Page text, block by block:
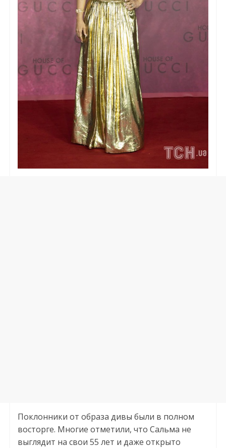
Поклонники от образа дивы были в полном
восторге. Многие отметили, что Сальма не
выглядит на свои 55 лет и даже открыто